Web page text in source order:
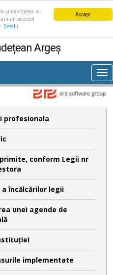
Accept
și navigarea în
acordul
Detalii
Argeș
profesionala
conform Legii nr
încălcărilor legii
unei agende de
implementate